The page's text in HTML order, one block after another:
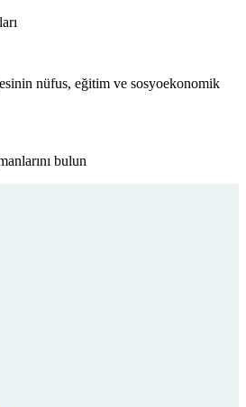
nüfus, eğitim ve sosyoekonomik
bulun